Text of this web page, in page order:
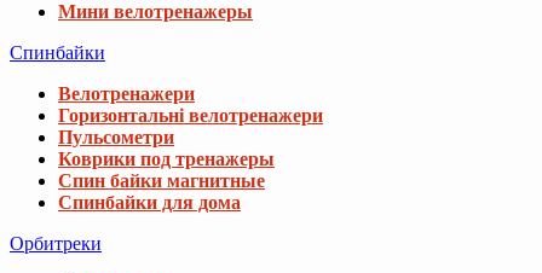
Мини велотренажеры
Спинбайки
Велотренажери
Горизонтальні велотренажери
Пульсометри
Коврики под тренажеры
Спин байки магнитные
Спинбайки для дома
Орбитреки